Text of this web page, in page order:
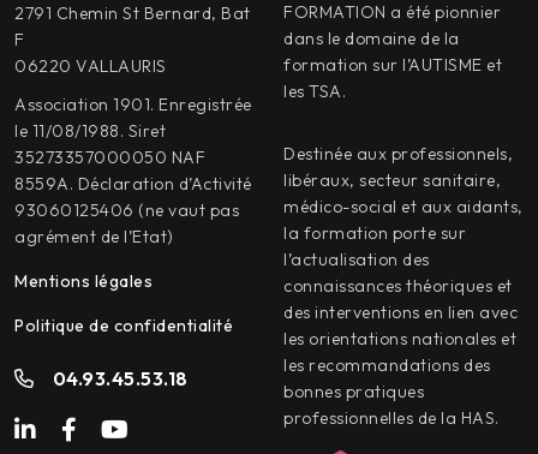
2791 Chemin St Bernard, Bat
F
06220 VALLAURIS
Association 1901. Enregistrée
le 11/08/1988. Siret
35273357000050 NAF
8559A. Déclaration d’Activité
93060125406 (ne vaut pas
agrément de l’Etat)
Mentions légales
Politique de confidentialité
04.93.45.53.18
FORMATION a été pionnier
dans le domaine de la
formation sur l’AUTISME et
les TSA.
Destinée aux professionnels,
libéraux, secteur sanitaire,
médico-social et aux aidants,
la formation porte sur
l’actualisation des
connaissances théoriques et
des interventions en lien avec
les orientations nationales et
les recommandations des
bonnes pratiques
professionnelles de la HAS.